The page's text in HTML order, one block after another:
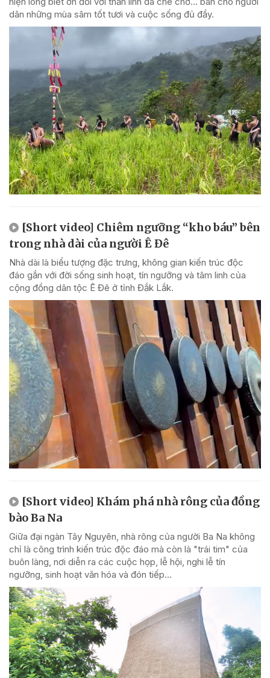
dân những mùa sâm tốt tươi và cuộc sống đủ đầy.
[Short video] Chiêm ngưỡng “kho báu” bên
trong nhà dài của người Ê Đê
Nhà dài là biểu tượng đặc trưng, không gian kiến trúc độc
đáo gắn với đời sống sinh hoạt, tín ngưỡng và tâm linh của
cộng đồng dân tộc Ê Đê ở tỉnh Đắk Lắk.
[Short video] Khám phá nhà rông của đồng
bào Ba Na
Giữa đại ngàn Tây Nguyên, nhà rông của người Ba Na không
chỉ là công trình kiến trúc độc đáo mà còn là "trái tim" của
buôn làng, nơi diễn ra các cuộc họp, lễ hội, nghi lễ tín
ngưỡng, sinh hoạt văn hóa và đón tiếp...